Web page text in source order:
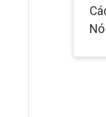
Nó